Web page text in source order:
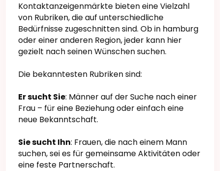
Kontaktanzeigenmärkte bieten eine Vielzahl
von Rubriken, die auf unterschiedliche
Bedürfnisse zugeschnitten sind. Ob in hamburg
oder einer anderen Region, jeder kann hier
gezielt nach seinen Wünschen suchen.
Die bekanntesten Rubriken sind:
Er sucht Sie: Männer auf der Suche nach einer
Frau – für eine Beziehung oder einfach eine
neue Bekanntschaft.
Sie sucht Ihn: Frauen, die nach einem Mann
suchen, sei es für gemeinsame Aktivitäten oder
eine feste Partnerschaft.